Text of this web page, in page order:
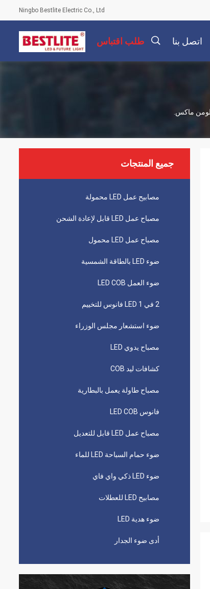
Ningbo Bestlite Electric Co., Ltd
اتصل بنا طلب اقتباس
جميع المنتجات
مصابيح عمل LED محمولة
مصباح عمل LED قابل لإعادة الشحن
مصباح عمل LED محمول
ضوء LED بالطاقة الشمسية
ضوء العمل LED COB
2 في 1 LED فانوس للتخييم
ضوء استشعار مجلس الوزراء
مصباح يدوي LED
كشافات ليد COB
مصباح طاولة يعمل بالبطارية
فانوس LED COB
مصباح عمل LED قابل للتعديل
ضوء حمام السباحة LED للماء
ضوء LED ذكي واي فاي
مصابيح LED للعطلات
ضوء هدية LED
أدى ضوء الجدار